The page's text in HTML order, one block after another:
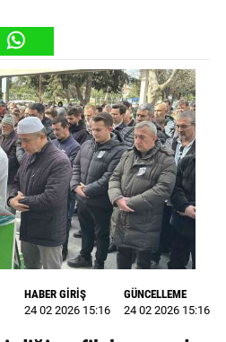
HABER GİRİŞ
24 02 2026 15:16
GÜNCELLEME
24 02 2026 15:16